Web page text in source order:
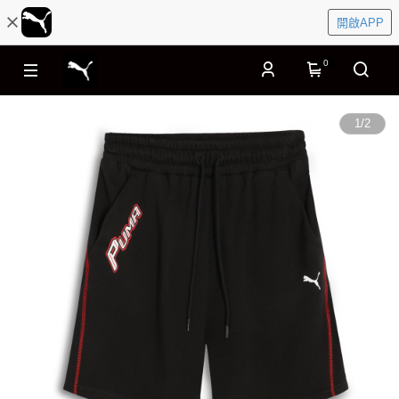
開啟APP
0
1/2